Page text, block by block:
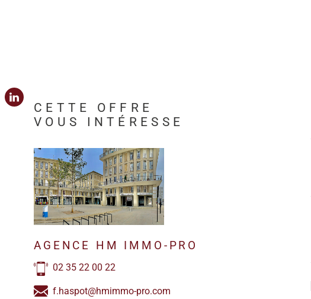
CETTE OFFRE
VOUS INTÉRESSE
AGENCE HM IMMO-PRO
02 35 22 00 22
f.haspot@hmimmo-pro.com